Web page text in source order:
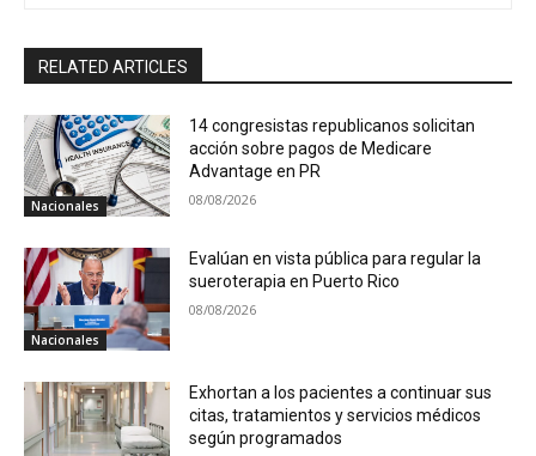
RELATED ARTICLES
Nacionales
14 congresistas republicanos solicitan
acción sobre pagos de Medicare
Advantage en PR
08/08/2026
Nacionales
Evalúan en vista pública para regular la
sueroterapia en Puerto Rico
08/08/2026
Exhortan a los pacientes a continuar sus
citas, tratamientos y servicios médicos
según programados